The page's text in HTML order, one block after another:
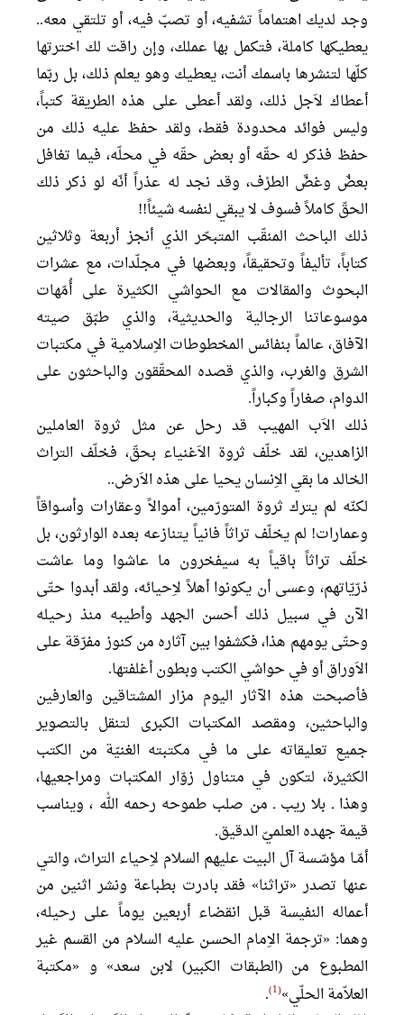
وجد لديك اهتماماً تشفيه، أو تصبّ فيه، أو تلتقي معه..
يعطيكها كاملة، فتكمل بها عملك، وإن راقت لك اخترتها
كلّها لتنشرها باسمك أنت، يعطيك وهو يعلم ذلك، بل ربّما
أعطاك لاَجل ذلك، ولقد أعطى على هذه الطريقة كتباً،
وليس فوائد محدودة فقط، ولقد حفظ عليه ذلك من
حفظ فذكر له حقّه أو بعض حقّه في محلّه، فيما تغافل
بعضٌ وغضَّ الطرْف، وقد نجد له عذراً أنّه لو ذكر ذلك
الحقّ كاملاً فسوف لا يبقي لنفسه شيئاً!!
ذلك الباحث المنقّب المتبحّر الذي أنجز أربعة وثلاثين
كتاباً، تأليفاً وتحقيقاً، وبعضها في مجلّدات، مع عشرات
البحوث والمقالات مع الحواشي الكثيرة على أُمّهات
موسوعاتنا الرجالية والحديثية، والذي طبّق صيته
الآفاق، عالماً بنفائس المخطوطات الاِسلامية في مكتبات
الشرق والغرب، والذي قصده المحقّقون والباحثون على
الدوام، صغاراً وكباراً.
ذلك الاَب المهيب قد رحل عن مثل ثروة العاملين
الزاهدين، لقد خلّف ثروة الاَغنياء بحقّ، فخلّف التراث
الخالد ما بقي الاِنسان يحيا على هذه الاَرض..
لكنّه لم يترك ثروة المتورّمين، أموالاً وعقارات وأسـواقاً
وعمارات! لم يخلّف تراثاً فانياً يتنازعه بعده الوارثون، بل
خلّف تراثاً باقياً به سيفخرون ما عاشوا وما عاشت
ذرّيّاتهم، وعسى أن يكونوا أهلاً لاِحيائه، ولقد أبدوا حتّى
الآن في سبيل ذلك أحسن الجهد وأطيبه منذ رحيله
وحتّى يومهم هذا، فكشفوا بين آثاره من كنوز مفرّقة على
الاَوراق أو في حواشي الكتب وبطون أغلفتها.
فأصبحت هذه الآثار اليوم مزار المشتاقين والعارفين
والباحثين، ومقصد المكتبات الكبرى لتنقل بالتصوير
جميع تعليقاته على ما في مكتبته الغنيّة من الكتب
الكثيرة، لتكون في متناول زوّار المكتبات ومراجعيها،
وهذا ـ بلا ريب ـ من صلب طموحه رحمه الله ، ويناسب
قيمة جهده العلميّ الدقيق.
أمّـا مؤسّـسة آل البيت عليهم السلام لاِحياء التراث، والتي
عنها تصدر «تراثنا» فقد بادرت بطباعة ونشر اثنين من
أعماله النفيسة قبل انقضاء أربعين يوماً على رحيله،
وهما: «ترجمة الاِمام الحسـن عليه السلام من القسم غير
المطبوع من (الطبقات الكبير) لابن سعد» و «مكتبة
العلاّمة الحلّي» 1
.